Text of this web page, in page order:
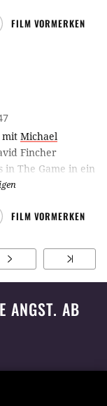
ihn auf den
FILM VORMERKEN
mit Michael
Fincher
in The Game in ein
dem es
FILM VORMERKEN
ANGST. AB